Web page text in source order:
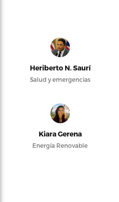
Heriberto N. Saurí
Salud y emergencias
Kiara Gerena
Energía Renovable